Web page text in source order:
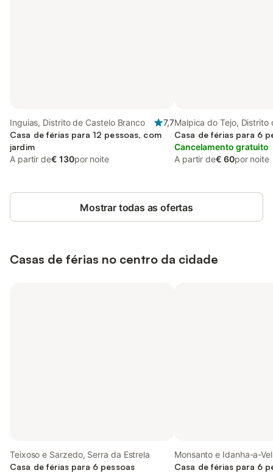
Inguias, Distrito de Castelo Branco
7,7
Casa de férias para 12 pessoas, com
jardim
A partir de€ 130por noite
Malpica do Tejo, Distrito
Branco
Casa de férias para 6
Cancelamento gratuito
A partir de€ 60por noite
Mostrar todas as ofertas
Casas de férias no centro da cidade
Teixoso e Sarzedo, Serra da Estrela
Casa de férias para 6 pessoas
Monsanto e Idanha-a-
de Castelo Branco
Casa de férias para 6